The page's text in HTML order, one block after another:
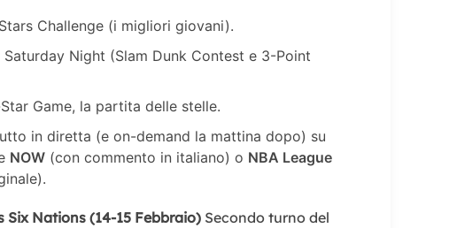
Challenge (i migliori giovani).
Saturday Night (Slam Dunk Contest e 3-Point
Star Game, la partita delle stelle.
in diretta (e on-demand la mattina dopo) su
NOW (con commento in italiano) o NBA League
Six Nations (14-15 Febbraio) Secondo turno del